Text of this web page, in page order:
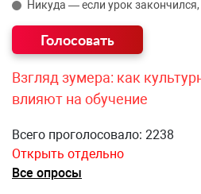
Никуда — если урок
Взгляд зумера: как
влияют на обучение
Всего проголосовало: 2238
Открыть отдельно
Все опросы